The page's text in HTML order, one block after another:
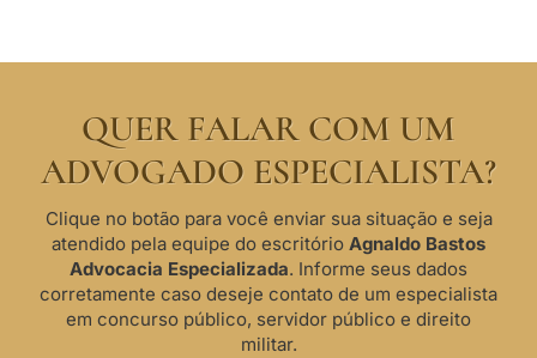
QUER FALAR COM UM
ADVOGADO ESPECIALISTA?
Clique no botão para você enviar sua situação e seja
atendido pela equipe do escritório Agnaldo Bastos
Advocacia Especializada. Informe seus dados
corretamente caso deseje contato de um especialista
em concurso público, servidor público e direito
militar.